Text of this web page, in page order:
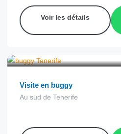
Voir les détails
Visite en buggy
Au sud de Tenerife